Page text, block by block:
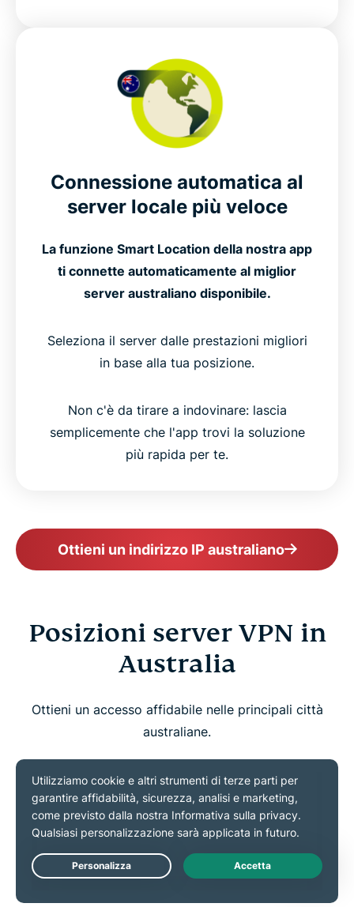
Connessione automatica al
server locale più veloce
La funzione Smart Location della nostra app
ti connette automaticamente al miglior
server australiano disponibile.
Seleziona il server dalle prestazioni migliori
in base alla tua posizione.
Non c'è da tirare a indovinare: lascia
semplicemente che l'app trovi la soluzione
più rapida per te.
Ottieni un indirizzo IP australiano
Posizioni server VPN in
Australia
Ottieni un accesso affidabile nelle principali città
australiane.
SERVER VPN A SYDNEY
SERVER VPN A
WOOLLOOMOOLOO
Live Chat